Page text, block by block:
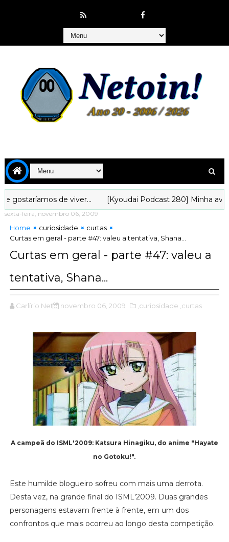
de viver... [Kyoudai Podcast 280] Minha
sexta-feira, novembro 06, 2009
Home curiosidade
curtas
Curtas em geral - parte #47: valeu a tentativa, Shana...
Curtas em geral - parte #47: valeu a
tentativa, Shana...
Carlírio Neto novembro 06, 2009 ,curiosidade ,curtas
A campeã do ISML'2009: Katsura Hinagiku, do anime "Hayate
no Gotoku!".
Este humilde blogueiro sofreu com mais uma derrota.
Desta vez, na grande final do ISML'2009. Duas grandes
personagens estavam frente à frente, em um dos
confrontos que mais ocorreu ao longo desta competição.